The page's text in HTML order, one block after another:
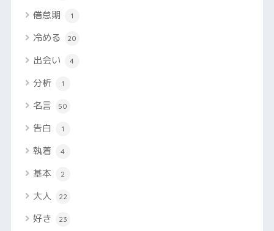
倦怠期 1
冷める 20
出会い 4
分析 1
名言 50
告白 1
執着 4
基本 2
大人 22
好き 23